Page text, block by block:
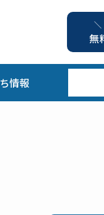
＼
無
情報